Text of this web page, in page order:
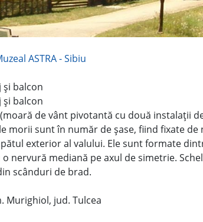
ASTRA - Sibiu
şi balcon
şi balcon
de vânt pivotantă cu două instalaţii
morii sunt în număr de şase, fiind fixate de
exterior al valului. Ele sunt formate
nervură mediană pe axul de simetrie.
scânduri de brad.
Murighiol, jud. Tulcea